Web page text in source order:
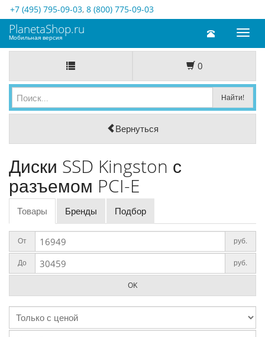
+7 (495) 795-09-03, 8 (800) 775-09-03
Toggle
PlanetaShop.ru
Мобильная версия
0
Вернуться
Диски SSD Kingston с
разъемом PCI-E
Товары Бренды Подбор
От руб.
До руб.